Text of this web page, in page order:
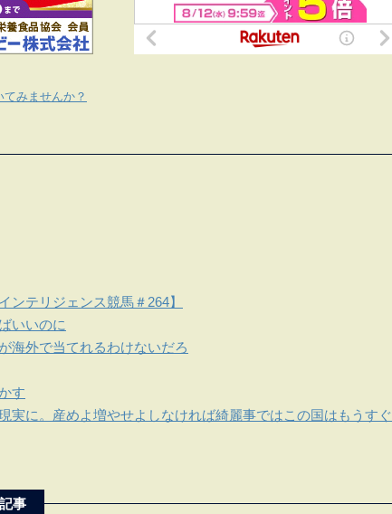
みませんか？
ンテリジェンス競馬＃264】
いいのに
海外で当てれるわけないだろ
す
実に。産めよ増やせよしなければ綺麗事ではこの国はもうすぐ
事